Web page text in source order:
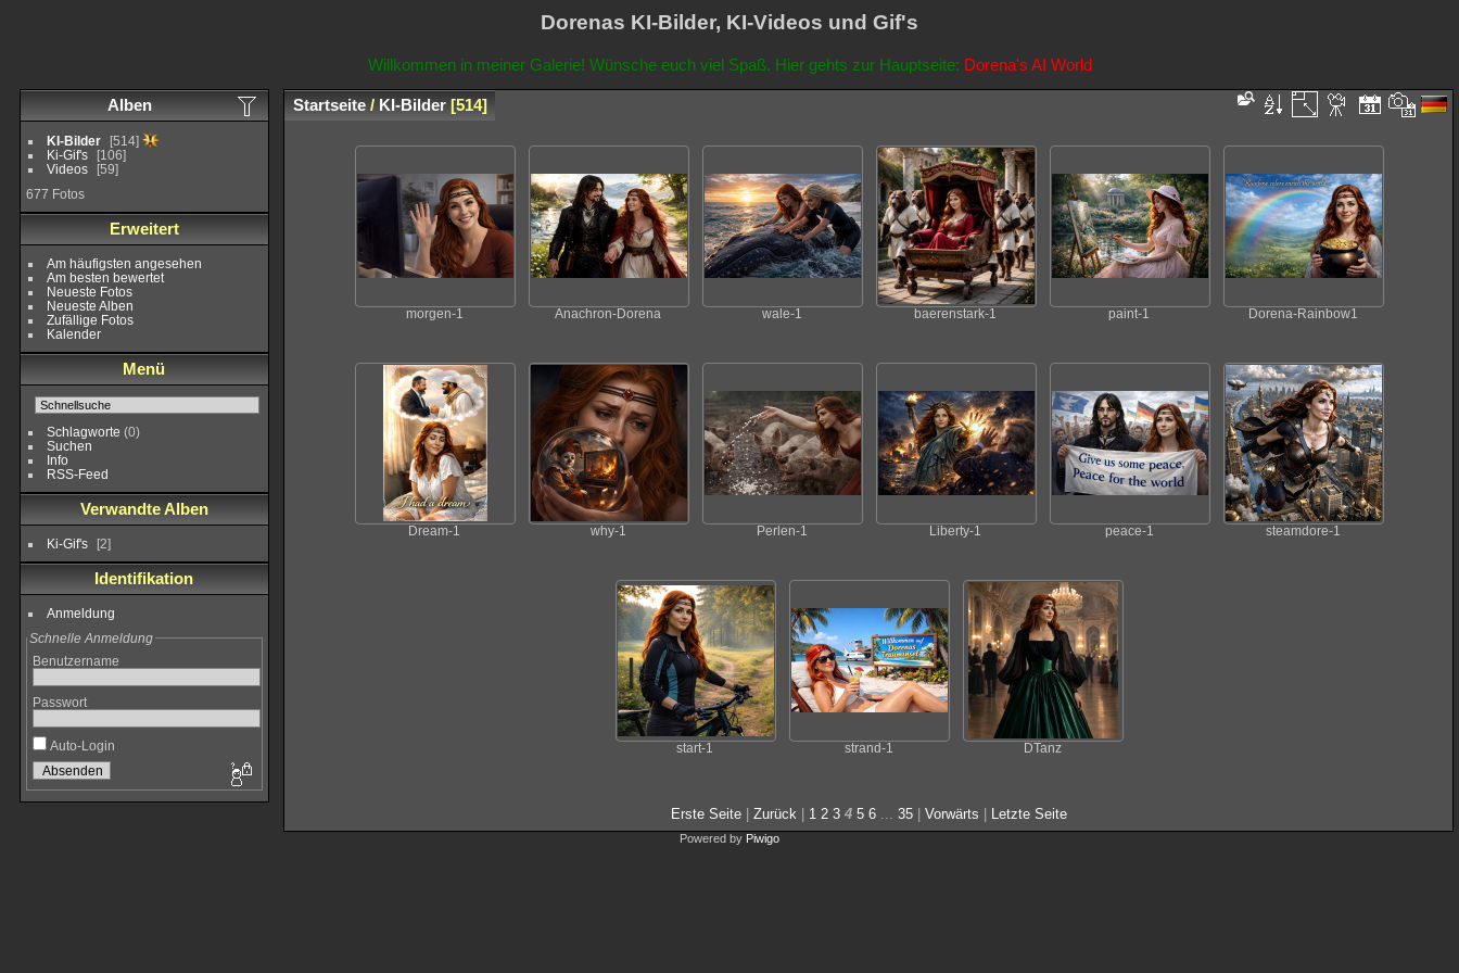
Dorenas KI-Bilder, KI-Videos und Gif's
Willkommen in meiner Galerie! Wünsche euch viel Spaß. Hier gehts zur Hauptseite: Dorena's AI World
Alben
KI-Bilder
514
Ki-Gif's
106
Videos
59
677 Fotos
Erweitert
Am häufigsten angesehen
Am besten bewertet
Neueste Fotos
Neueste Alben
Zufällige Fotos
Kalender
Menü
Schlagworte (0)
Suchen
Info
RSS-Feed
Verwandte Alben
Ki-Gif's 2
Identifikation
Anmeldung
Schnelle Anmeldung
Benutzername
Passwort
Auto-Login
Startseite/ KI-Bilder 514
morgen-1 Anachron-Dorena wale-1 baerenstark-1 paint-1 Dorena-Rainbow1
Dream-1 why-1 Perlen-1 Liberty-1 peace-1 steamdore-1
start-1 strand-1 DTanz
Erste Seite| Zurück 1 2 3 4 5 6... 35 Vorwärts Letzte Seite
Powered by Piwigo